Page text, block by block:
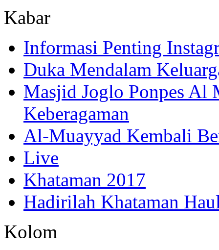
Kabar
Informasi Penting
Duka Mendalam
Masjid Joglo Ponpes Al
Keberagaman
Al-Muayyad Kembali
Live
Khataman 2017
Hadirilah Khataman
Kolom